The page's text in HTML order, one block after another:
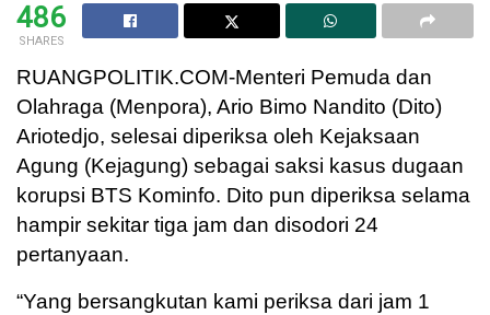
486
SHARES
RUANGPOLITIK.COM-Menteri Pemuda dan
Olahraga (Menpora), Ario Bimo Nandito (Dito)
Ariotedjo, selesai diperiksa oleh Kejaksaan
Agung (Kejagung) sebagai saksi kasus dugaan
korupsi BTS Kominfo. Dito pun diperiksa selama
hampir sekitar tiga jam dan disodori 24
pertanyaan.
“Yang bersangkutan kami periksa dari jam 1